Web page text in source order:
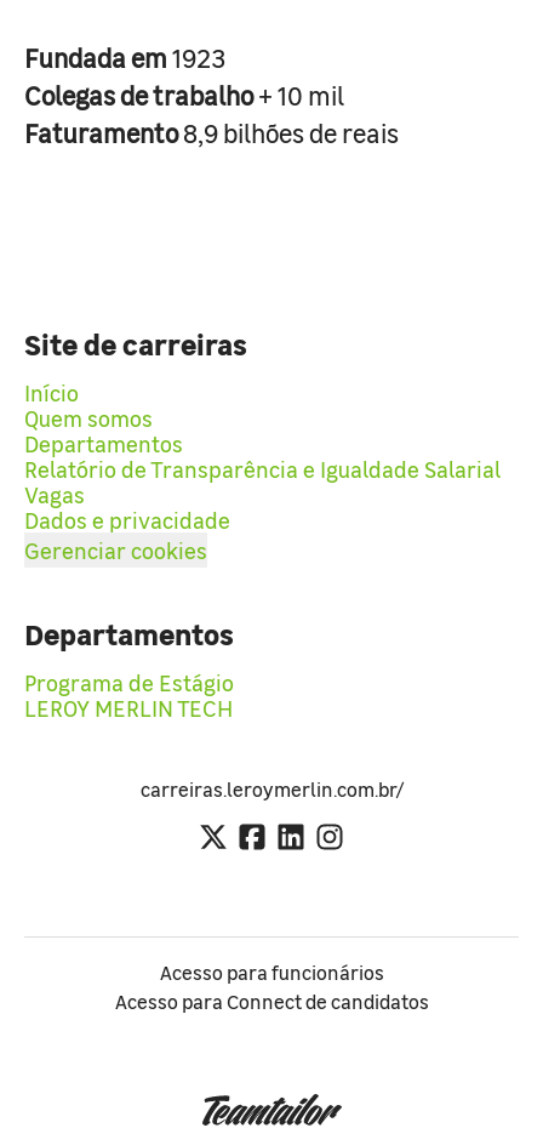
Fundada em1923
Colegas de trabalho+ 10 mil
Faturamento8,9 bilhões de reais
Site de carreiras
Início
Quem somos
Departamentos
Relatório de Transparência e Igualdade Salarial
Vagas
Dados e privacidade
Gerenciar cookies
Departamentos
Programa de Estágio
LEROY MERLIN TECH
carreiras.leroymerlin.com.br/
Acesso para funcionários
Acesso para Connect de candidatos